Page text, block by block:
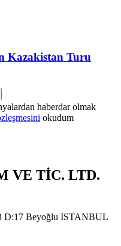
Kazakistan Turu
haberdar olmak
okudum
VE TİC. LTD.
D:17 Beyoğlu ISTANBUL